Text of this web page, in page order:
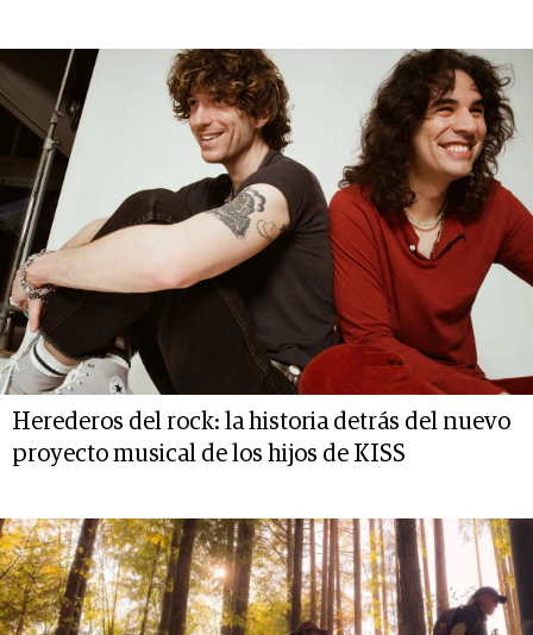
Herederos del rock: la historia detrás del nuevo
proyecto musical de los hijos de KISS